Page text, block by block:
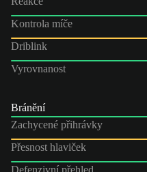
Kontrola míče
Driblink
Vyrovnanost
Bránění
Zachycené přihrávky
Přesnost hlaviček
Defenzivní přehled